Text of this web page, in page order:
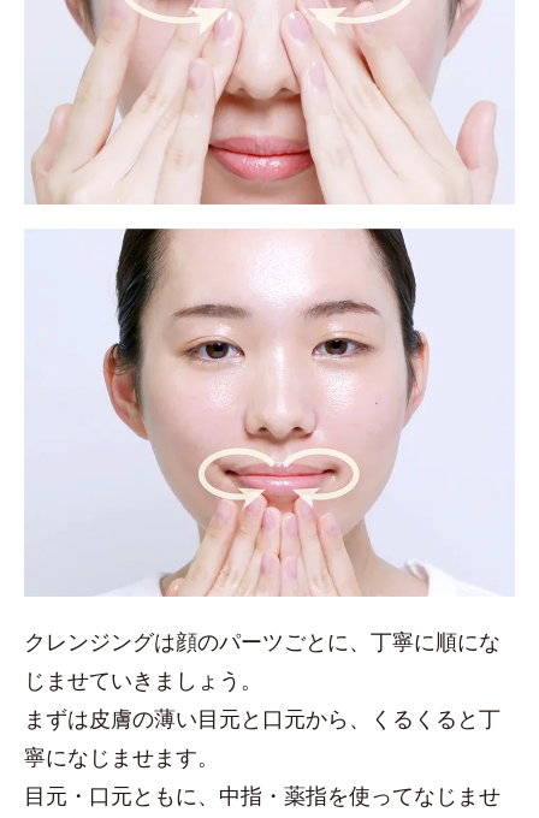
クレンジングは顔のパーツごとに、丁寧に順にな
じませていきましょう。
まずは皮膚の薄い目元と口元から、くるくると丁
寧になじませます。
目元・口元ともに、中指・薬指を使ってなじませ